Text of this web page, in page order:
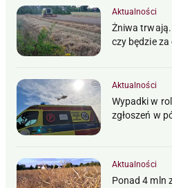
Aktualności
Żniwa trwają.
czy będzie za
Aktualności
Wypadki w
zgłoszeń w
Aktualności
Ponad 4 mln